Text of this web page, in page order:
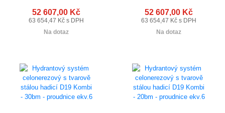
52 607,00 Kč
63 654,47 Kč s DPH
Na dotaz
52 607,00 Kč
63 654,47 Kč s DPH
Na dotaz